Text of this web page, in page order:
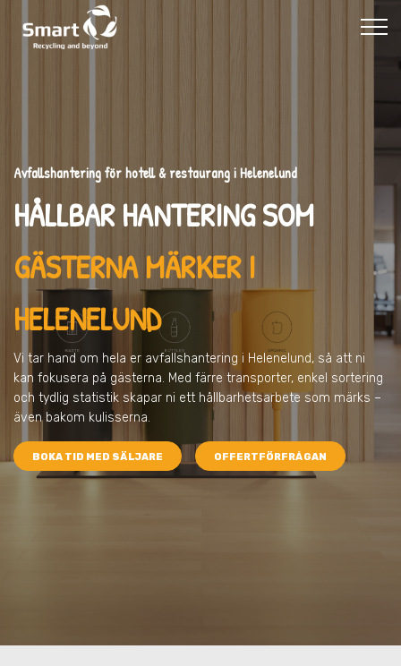
Avfallshantering för hotell & restaurang i Helenelund
HÅLLBAR HANTERING SOM
GÄSTERNA MÄRKER I
HELENELUND
Vi tar hand om hela er avfallshantering i Helenelund, så att ni
kan fokusera på gästerna. Med färre transporter, enkel sortering
och tydlig statistik skapar ni ett hållbarhetsarbete som märks –
även bakom kulisserna.
BOKA TID MED SÄLJARE OFFERTFÖRFRÅGAN